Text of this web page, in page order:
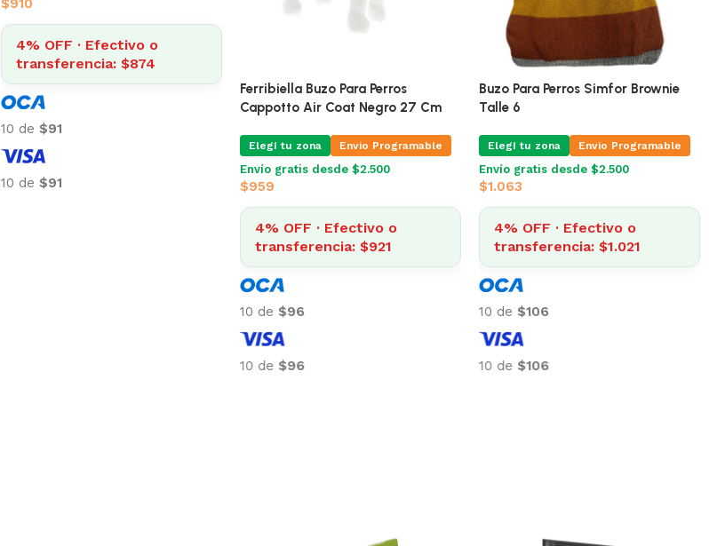
4% OFF · Efectivo o
transferencia: $874
10 de $91
10 de $91
Ferribiella Buzo Para Perros
Cappotto Air Coat Negro 27 Cm
Elegí tu zona Envio Programable
Envío gratis desde $2.500
$959
4% OFF · Efectivo o
transferencia: $921
10 de $96
10 de $96
Buzo Para Perros Simfor Brownie
Talle 6
Elegí tu zona Envio Programable
Envío gratis desde $2.500
$1.063
4% OFF · Efectivo o
transferencia: $1.021
10 de $106
10 de $106